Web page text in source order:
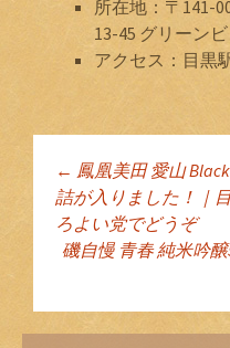
所在地：〒141-
13-45 グリーン
アクセス：目黒
投稿ナ
ン
← 鳳凰美田 愛山
詰が入りました！｜
ろよい党でどうぞ
磯自慢 青春 純米吟